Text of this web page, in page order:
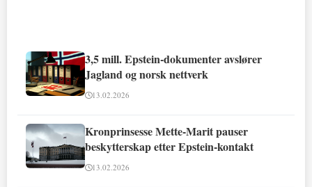
3,5 mill. Epstein-dokumenter avslører
Jagland og norsk nettverk
13.02.2026
Kronprinsesse Mette-Marit pauser
beskytterskap etter Epstein-kontakt
13.02.2026